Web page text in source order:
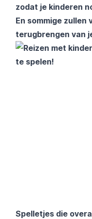
zodat je kinderen
En sommige
terugbrengen van
Spelletjes die